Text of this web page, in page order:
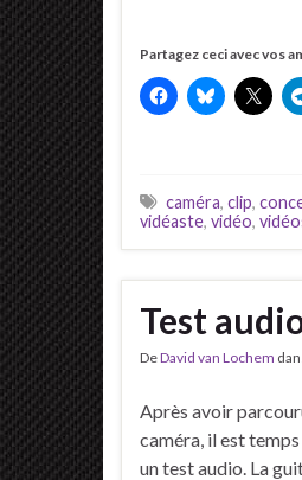
Partagez ceci avec vos
caméra, clip,
vidéaste, vidéo,
Test
DeDavid van Lochem
Après avoir
caméra, il est temps
un test audio. La